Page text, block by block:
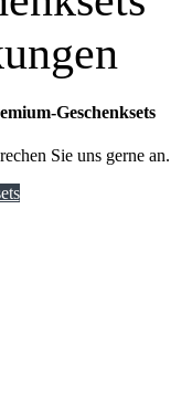
Geschenksets
Sie uns gerne an.